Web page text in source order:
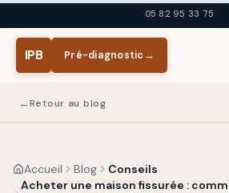
Aller au contenu principal05 82 95 33 75
IPB Pré-diagnostic →
←Retour au blog
Accueil Blog
Conseils
Acheter une maison fissurée :